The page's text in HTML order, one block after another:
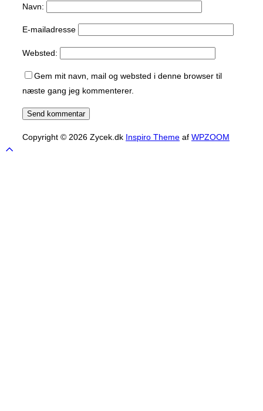
Navn:
E-mailadresse
Websted:
Gem mit navn, mail og websted i denne browser til
næste gang jeg kommenterer.
Copyright © 2026 Zycek.dk Inspiro Theme af WPZOOM